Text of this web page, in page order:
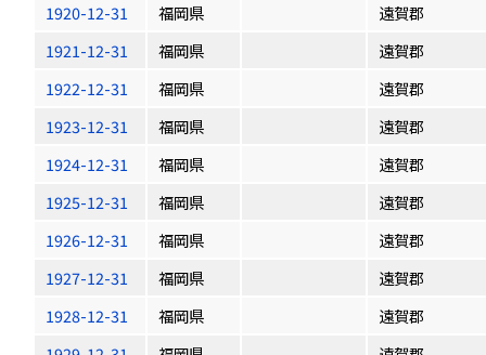
1920-12-31
福岡県
遠賀郡
1921-12-31
福岡県
遠賀郡
1922-12-31
福岡県
遠賀郡
1923-12-31
福岡県
遠賀郡
1924-12-31
福岡県
遠賀郡
1925-12-31
福岡県
遠賀郡
1926-12-31
福岡県
遠賀郡
1927-12-31
福岡県
遠賀郡
1928-12-31
福岡県
遠賀郡